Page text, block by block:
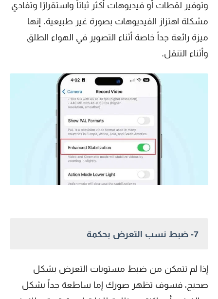
وتوفير لقطات أو فيديوهات أكثر ثباتاً واستقرارًا وتفادي
مشكلة اهتزاز الفيديوهات بصورة غير طبيعية. إنها
ميزة رائعة جداً خاصة أثناء التصوير في الهواء الطلق
وأثناء التنقل.
7- ضبط نسب التعرض بحكمة
إذا لم تتمكن من ضبط مستويات التعرض بشكل
صحيح، فسوف تظهر صورك إما ساطعة جداً بشكل